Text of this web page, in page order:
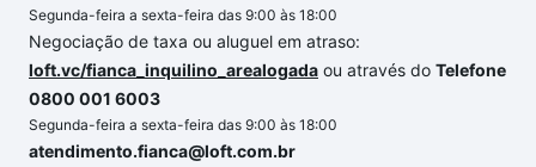
Segunda-feira a sexta-feira das 9:00 às 18:00
Negociação de taxa ou aluguel em atraso:
loft.vc/fianca_inquilino_arealogada ou através do Telefone
0800 001 6003
Segunda-feira a sexta-feira das 9:00 às 18:00
atendimento.fianca@loft.com.br